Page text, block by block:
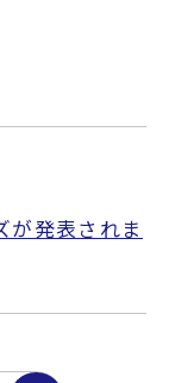
が発表されま